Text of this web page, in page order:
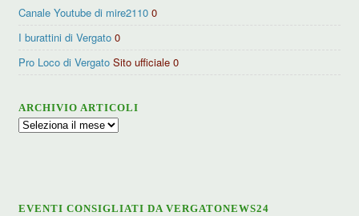
Canale Youtube di mire2110 0
I burattini di Vergato 0
Pro Loco di Vergato Sito ufficiale 0
ARCHIVIO ARTICOLI
Archivio
EVENTI CONSIGLIATI DA VERGATONEWS24